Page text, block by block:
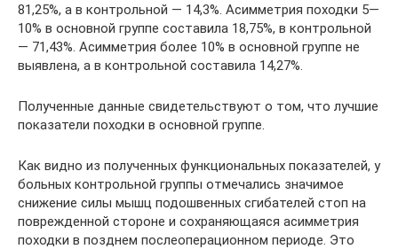
81,25%, а в контрольной — 14,3%. Асимметрия походки 5—
10% в основной группе составила 18,75%, в контрольной
— 71,43%. Асимметрия более 10% в основной группе не
выявлена, а в контрольной составила 14,27%.
Полученные данные свидетельствуют о том, что лучшие
показатели походки в основной группе.
Как видно из полученных функциональных показателей, у
больных контрольной группы отмечались значимое
снижение силы мышц подошвенных сгибателей стоп на
поврежденной стороне и сохраняющаяся асимметрия
походки в позднем послеоперационном периоде. Это